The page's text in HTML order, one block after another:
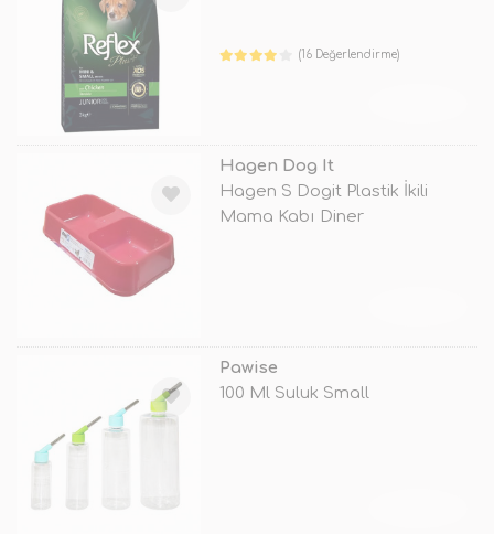
(16 Değerlendirme)
Hagen Dog It
Hagen S Dogit Plastik İkili
Mama Kabı Diner
Pawise
100 Ml Suluk Small